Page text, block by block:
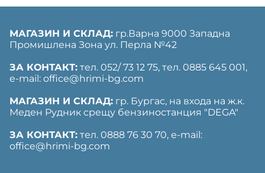
МАГАЗИН И СКЛАД: гр.Варна 9000 Западна
Промишлена Зона ул. Перла №42
ЗА КОНТАКТ: тел. 052/ 73 12 75, тел. ‎0885 645 001,
е-mail: office@hrimi-bg.com
МАГАЗИН И СКЛАД: гр. Бургас, на входа на ж.к.
Меден Рудник срещу бензиностанция "DEGA"
ЗА КОНТАКТ: тел. 0888 76 30 70, е-mail:
office@hrimi-bg.com